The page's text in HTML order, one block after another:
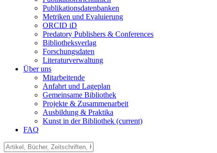
Publikationsdatenbanken
Metriken und Evaluierung
ORCID iD
Predatory Publishers & Conferences
Bibliotheksverlag
Forschungsdaten
Literaturverwaltung
Über uns
Mitarbeitende
Anfahrt und Lageplan
Gemeinsame Bibliothek
Projekte & Zusammenarbeit
Ausbildung & Praktika
Kunst in der Bibliothek (current)
FAQ